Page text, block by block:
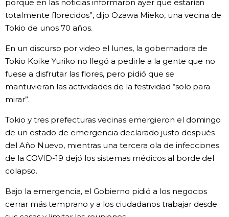
porque en las noticias informaron ayer que estarían
totalmente florecidos”, dijo Ozawa Mieko, una vecina de
Tokio de unos 70 años.
En un discurso por video el lunes, la gobernadora de
Tokio Koike Yuriko no llegó a pedirle a la gente que no
fuese a disfrutar las flores, pero pidió que se
mantuvieran las actividades de la festividad “solo para
mirar”.
Tokio y tres prefecturas vecinas emergieron el domingo
de un estado de emergencia declarado justo después
del Año Nuevo, mientras una tercera ola de infecciones
de la COVID-19 dejó los sistemas médicos al borde del
colapso.
Bajo la emergencia, el Gobierno pidió a los negocios
cerrar más temprano y a los ciudadanos trabajar desde